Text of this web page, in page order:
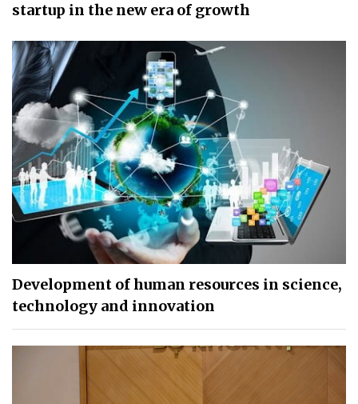
startup in the new era of growth
Development of human resources in science,
technology and innovation